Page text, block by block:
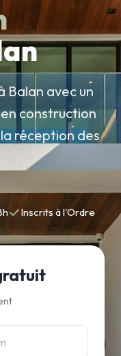
avec un
construction
réception des
✓Inscrits à l'Ordre